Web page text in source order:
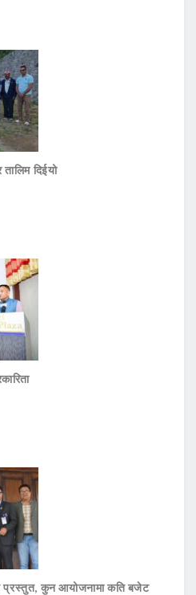
दिईयो
प्रस्तुत, कुन आयोजनामा कति बजेट